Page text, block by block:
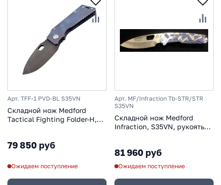
Арт. TFF-1 PVD-BL S35VN
Складной нож Medford
Tactical Fighting Folder-H,
79 850 руб
Ожидаем поступление
Арт. MF/Infraction Tb-STR/STR
S35VN
Складной нож Medford
Infraction, S35VN, рукоять
81 960 руб
Ожидаем поступление